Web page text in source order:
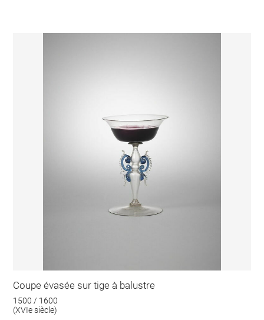
Coupe évasée sur tige à balustre
1500 / 1600
(XVIe siècle)